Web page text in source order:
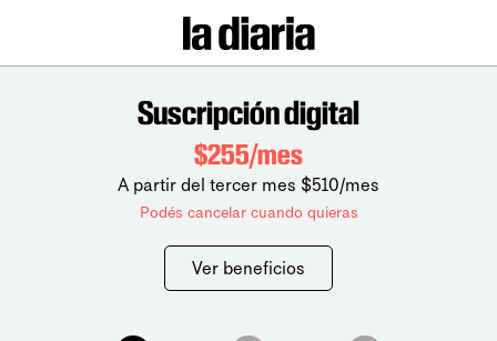
Suscripción digital
$255/mes
A partir del tercer mes $510/mes
Podés cancelar cuando quieras
Ver beneficios